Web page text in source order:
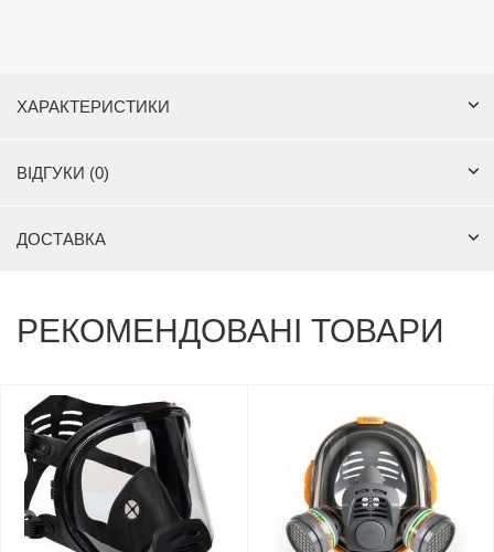
ХАРАКТЕРИСТИКИ
ВІДГУКИ (0)
ДОСТАВКА
РЕКОМЕНДОВАНІ ТОВАРИ